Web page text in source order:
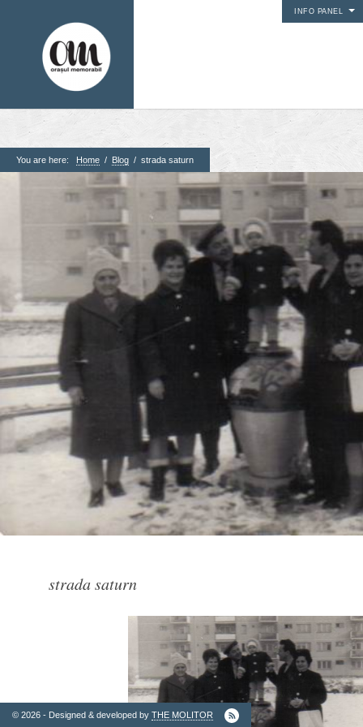
INFO PANEL
1. Pagini
Acasa
Contribuie si tu
Despre proiect
Din arhiva orasului
Editii anterioare
Panorame
2. Finantatori
Ordinul
© 2026 - Designed & developed by THE MOLITOR
You are here: Home / Blog / strada saturn
strada saturn